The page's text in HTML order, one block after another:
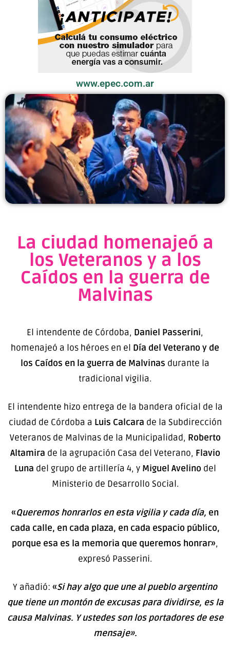
www.epec.com.ar
La ciudad homenajeó a
los Veteranos y a los
Caídos en la guerra de
Malvinas
El intendente de Córdoba, Daniel Passerini,
homenajeó a los héroes en el Día del Veterano y de
los Caídos en la guerra de Malvinas durante la
tradicional vigilia.
El intendente hizo entrega de la bandera oficial de la
ciudad de Córdoba a Luis Calcara de la Subdirección
Veteranos de Malvinas de la Municipalidad, Roberto
Altamira de la agrupación Casa del Veterano, Flavio
Luna del grupo de artillería 4, y Miguel Avelino del
Ministerio de Desarrollo Social.
«Queremos honrarlos en esta vigilia y cada día, en
cada calle, en cada plaza, en cada espacio público,
porque esa es la memoria que queremos honrar»,
expresó Passerini.
Y añadió: «Si hay algo que une al pueblo argentino
que tiene un montón de excusas para dividirse, es la
causa Malvinas. Y ustedes son los portadores de ese
mensaje».